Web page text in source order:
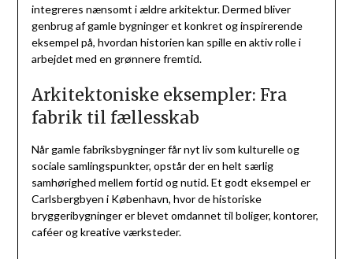
integreres nænsomt i ældre arkitektur. Dermed bliver
genbrug af gamle bygninger et konkret og inspirerende
eksempel på, hvordan historien kan spille en aktiv rolle i
arbejdet med en grønnere fremtid.
Arkitektoniske eksempler: Fra
fabrik til fællesskab
Når gamle fabriksbygninger får nyt liv som kulturelle og
sociale samlingspunkter, opstår der en helt særlig
samhørighed mellem fortid og nutid. Et godt eksempel er
Carlsbergbyen i København, hvor de historiske
bryggeribygninger er blevet omdannet til boliger, kontorer,
caféer og kreative værksteder.